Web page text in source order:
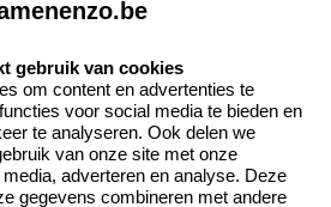
Klantenservice:
Contact opnemen
gebruik van cookies
om content en advertenties te
voor social media te bieden en
te analyseren. Ook delen we
van onze site met onze
adverteren en analyse. Deze
gegevens combineren met andere